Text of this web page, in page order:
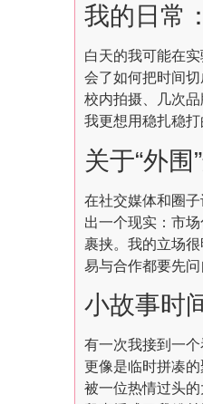
我的日常
白天的我可能在
会了如何把时间
校内拍摄、几次
我更想用稳扎稳打
关于“外
在社交媒体和圈子
出一个现实：市
裹挟。我的立场
易与合作都要先
小故事时
有一次我接到一个
更像是临时拼凑
被一位热情过头